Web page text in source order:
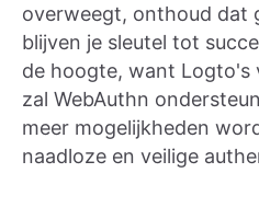
overweegt, onthoud dat
blijven je sleutel tot
de hoogte, want
zal WebAuthn
meer mogelijkheden
naadloze en veilige